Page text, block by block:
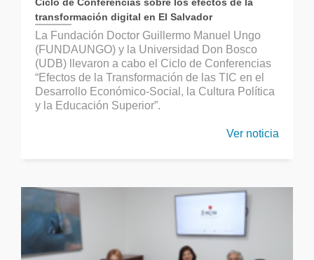
transformación digital en El Salvador
La Fundación Doctor Guillermo Manuel Ungo
(FUNDAUNGO) y la Universidad Don Bosco
(UDB) llevaron a cabo el Ciclo de Conferencias
“Efectos de la Transformación de las TIC en el
Desarrollo Económico-Social, la Cultura Política
y la Educación Superior”.
Ver noticia